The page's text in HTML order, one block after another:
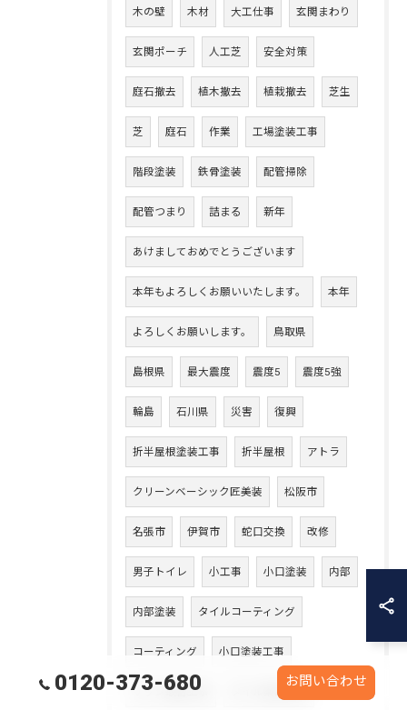
木の壁 木材 大工仕事 玄関まわり
玄関ポーチ 人工芝 安全対策
庭石撤去 植木撤去 植栽撤去 芝生
芝 庭石 作業 工場塗装工事
階段塗装 鉄骨塗装 配管掃除
配管つまり 詰まる 新年
あけましておめでとうございます
本年もよろしくお願いいたします。 本年
よろしくお願いします。 鳥取県
島根県 最大震度 震度5 震度5強
輪島 石川県 災害 復興
折半屋根塗装工事 折半屋根 アトラ
クリーンベーシック匠美装 松阪市
名張市 伊賀市 蛇口交換 改修
男子トイレ 小工事 小口塗装 内部
内部塗装 タイルコーティング
コーティング 小口塗装工事
サッシ取替工事 タイル薬品洗浄
0120-373-680 お問い合わせ